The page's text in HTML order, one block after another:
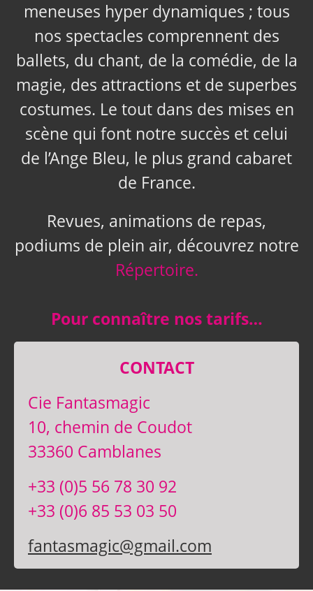
meneuses hyper dynamiques ; tous
nos spectacles comprennent des
ballets, du chant, de la comédie, de la
magie, des attractions et de superbes
costumes. Le tout dans des mises en
scène qui font notre succès et celui
de l’Ange Bleu, le plus grand cabaret
de France.
Revues, animations de repas,
podiums de plein air, découvrez notre
Répertoire.
Pour connaître nos tarifs…
CONTACT
Cie Fantasmagic
10, chemin de Coudot
33360 Camblanes
+33 (0)5 56 78 30 92
+33 (0)6 85 53 03 50
fantasmagic@gmail.com